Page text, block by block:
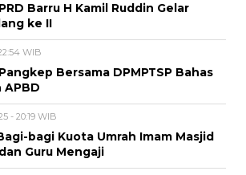
Barru H Kamil Ruddin Gelar
ke II
WIB
Bersama DPMPTSP Bahas
APBD
- 20:19 WIB
bagi Kuota Umrah Imam Masjid
Guru Mengaji